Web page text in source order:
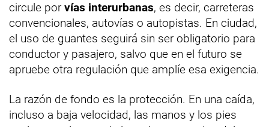
circule por vías interurbanas, es decir, carreteras
convencionales, autovías o autopistas. En ciudad,
el uso de guantes seguirá sin ser obligatorio para
conductor y pasajero, salvo que en el futuro se
apruebe otra regulación que amplíe esa exigencia.
La razón de fondo es la protección. En una caída,
incluso a baja velocidad, las manos y los pies